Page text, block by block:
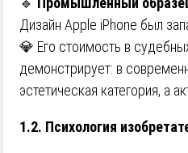
Дизайн Apple iPhone был
💎 Его стоимость в
демонстрирует: в
эстетическая категория, а
1.2. Психология